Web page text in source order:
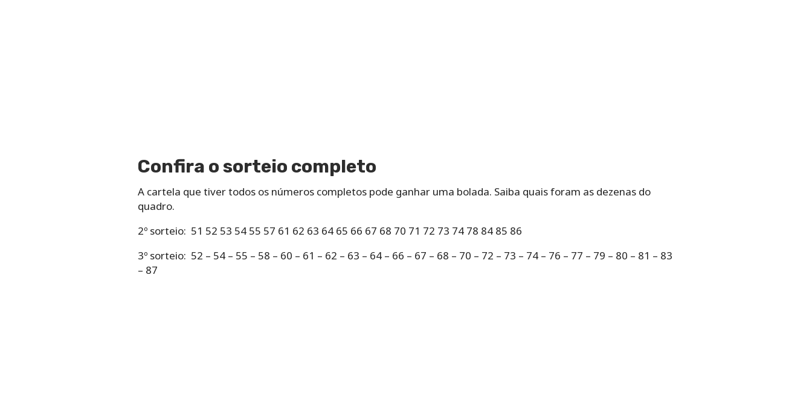
Confira o sorteio completo
A cartela que tiver todos os números completos pode ganhar uma bolada. Saiba quais foram as dezenas do
quadro.
2º sorteio: 51 52 53 54 55 57 61 62 63 64 65 66 67 68 70 71 72 73 74 78 84 85 86
3º sorteio: 52 – 54 – 55 – 58 – 60 – 61 – 62 – 63 – 64 – 66 – 67 – 68 – 70 – 72 – 73 – 74 – 76 – 77 – 79 – 80 – 81 – 83
– 87